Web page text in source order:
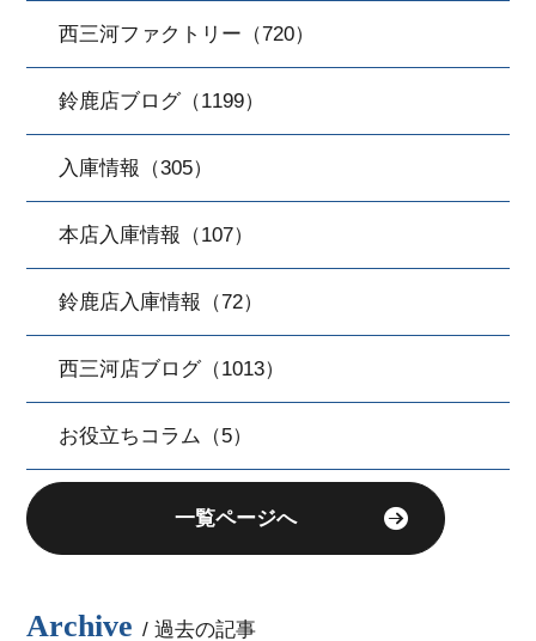
西三河ファクトリー（720）
鈴鹿店ブログ（1199）
入庫情報（305）
本店入庫情報（107）
鈴鹿店入庫情報（72）
西三河店ブログ（1013）
お役立ちコラム（5）
一覧ページへ
Archive / 過去の記事